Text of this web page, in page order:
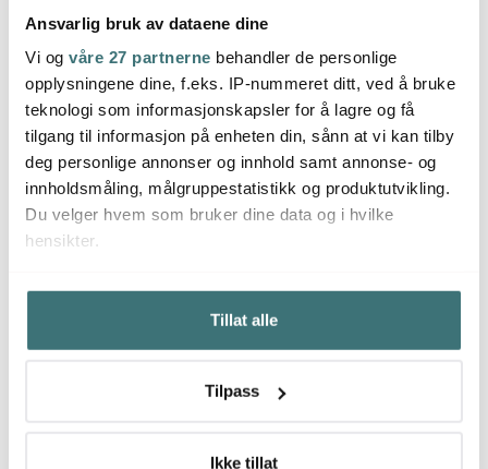
Ansvarlig bruk av dataene dine
Vi og våre 27 partnerne behandler de personlige
opplysningene dine, f.eks. IP-nummeret ditt, ved å bruke
teknologi som informasjonskapsler for å lagre og få
tilgang til informasjon på enheten din, sånn at vi kan tilby
deg personlige annonser og innhold samt annonse- og
innholdsmåling, målgruppestatistikk og produktutvikling.
Du velger hvem som bruker dine data og i hvilke
hensikter.
Hvis du gir oss lov, vil vi også gjerne:
Innhente informasjon om den geografiske
beliggenheten din, som kan være nøyaktig innenfor
Identifisere enheten din ved å aktivt skanne den for
kan du lese om hvordan dine personlige
Tillat alle
Tilpass
Ikke tillat
Rörstrand
Swedish Grace skål
0,6L snø/hvit
275 kr
På lager
Rörstrand
Swedish Grace krus
0,3L snø/hvit
235 kr
På lager
0,3L
Du kanskje også liker